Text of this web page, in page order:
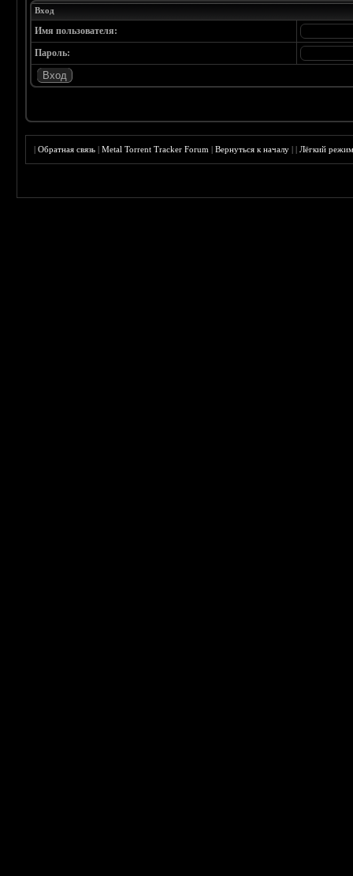
Вход
Имя пользователя:
Пароль:
|Обратная связь |Metal Torrent Tracker Forum |Вернуться к началу ||Лёгкий